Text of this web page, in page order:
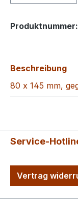
Produktnummer:
Beschreibung
80 x 145 mm,
Service-
Vertrag